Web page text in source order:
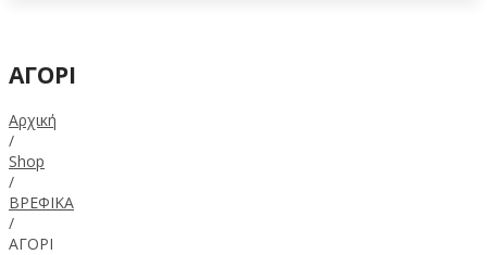
ΑΓΟΡΙ
Αρχική
/
Shop
/
ΒΡΕΦΙΚΑ
/
ΑΓΟΡΙ